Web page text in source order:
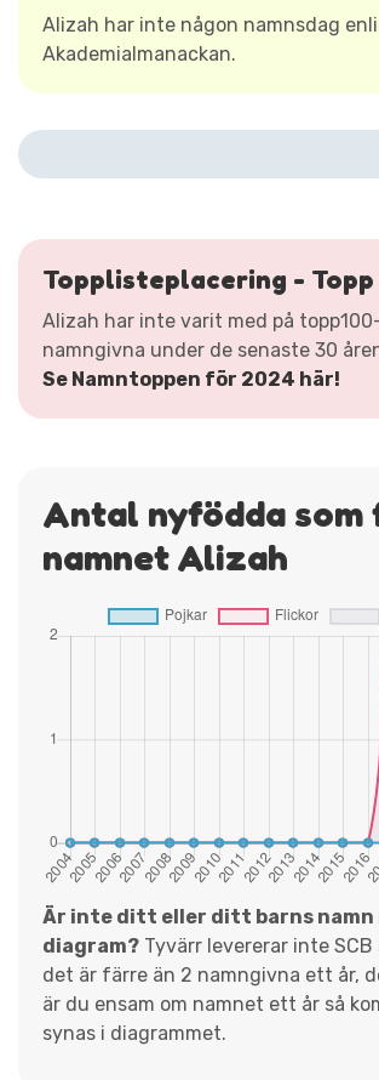
Alizah har inte någon namnsdag
Akademialmanackan.
Topplisteplacering - Topp
Alizah har inte varit med på
namngivna under de senaste 30
Se Namntoppen för 2024 här!
Antal nyfödda som
namnet Alizah
Är inte ditt eller ditt barns namn
diagram? Tyvärr levererar inte
det är färre än 2 namngivna ett år,
är du ensam om namnet ett år så
synas i diagrammet.